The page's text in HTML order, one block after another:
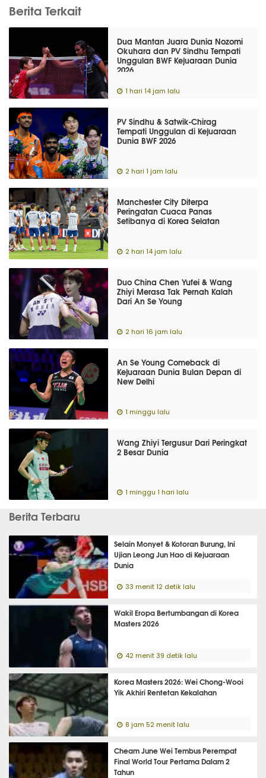
Berita Terkait
Dua Mantan Juara Dunia Nozomi
Okuhara dan PV Sindhu Tempati
Unggulan BWF Kejuaraan Dunia
2026
1 hari 14 jam lalu
PV Sindhu & Satwik-Chirag
Tempati Unggulan di Kejuaraan
Dunia BWF 2026
2 hari 1 jam lalu
Manchester City Diterpa
Peringatan Cuaca Panas
Setibanya di Korea Selatan
2 hari 14 jam lalu
Duo China Chen Yufei & Wang
Zhiyi Merasa Tak Pernah Kalah
Dari An Se Young
2 hari 16 jam lalu
An Se Young Comeback di
Kejuaraan Dunia Bulan Depan di
New Delhi
1 minggu lalu
Wang Zhiyi Tergusur Dari Peringkat
2 Besar Dunia
1 minggu 1 hari lalu
Berita Terbaru
Selain Monyet & Kotoran Burung, Ini
Ujian Leong Jun Hao di Kejuaraan
Dunia
33 menit 12 detik lalu
Wakil Eropa Bertumbangan di Korea
Masters 2026
42 menit 39 detik lalu
Korea Masters 2026: Wei Chong-Wooi
Yik Akhiri Rentetan Kekalahan
8 jam 52 menit lalu
Cheam June Wei Tembus Perempat
Final World Tour Pertama Dalam 2
Tahun